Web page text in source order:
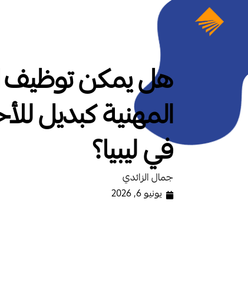
هل يمكن توظيف
المهنية كبديل
في ليبيا؟
جمال الزائدي
يونيو 6, 2026